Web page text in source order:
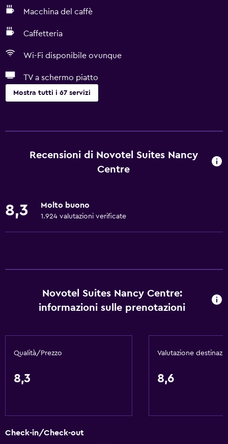
Macchina del caffè
Caffetteria
Wi-Fi disponibile ovunque
TV a schermo piatto
Mostra tutti i 67 servizi
Servizio sveglia
Cassetta di sicurezza
Strutture per riunioni/ricevimenti
Check-out veloce
Bottiglia d'acqua
Bollitore elettrico
Forno a microonde
Frigorifero
Macchina del caffè
Di base
Wi-Fi gratis
Recensioni di Novotel Suites Nancy
Centre
8,3 Molto buono
1.924 valutazioni verificate
Novotel Suites Nancy Centre:
informazioni sulle prenotazioni
Qualità/Prezzo
8,3
Valutazione
8,6
Check-in/Check-out